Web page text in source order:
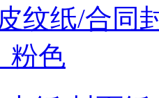
纹纸/合同
粉色